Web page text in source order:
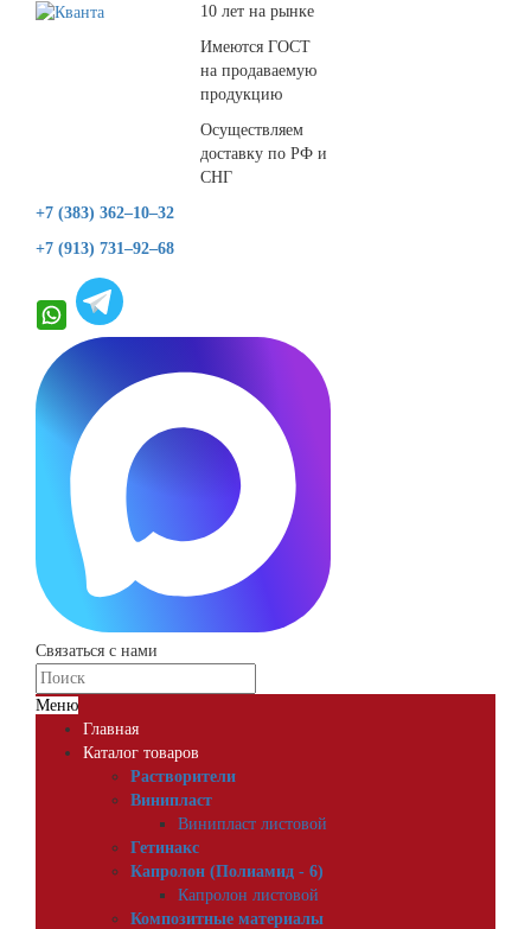
10 лет на рынке
Имеются ГОСТ
на продаваемую
продукцию
Осуществляем
доставку по РФ и
СНГ
+7 (383) 362–10–32
+7 (913) 731–92–68
Связаться с нами
Меню
Главная
Каталог товаров
Растворители
Винипласт
Винипласт листовой
Гетинакс
Капролон (Полиамид - 6)
Капролон листовой
Композитные материалы